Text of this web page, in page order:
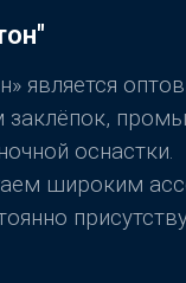
является
заклёпок,
оснастки.
широким